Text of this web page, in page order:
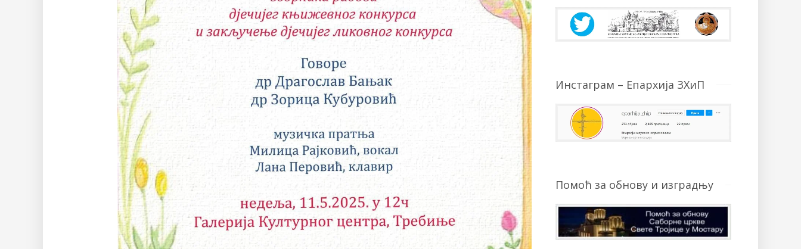
Инстаграм – Епархија ЗХиП
Помоћ за обнову и изградњу